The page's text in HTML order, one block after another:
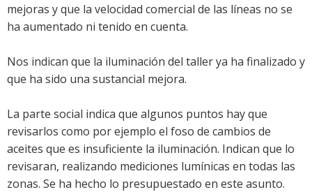
mejoras y que la velocidad comercial de las líneas no se
ha aumentado ni tenido en cuenta.
Nos indican que la iluminación del taller ya ha finalizado y
que ha sido una sustancial mejora.
La parte social indica que algunos puntos hay que
revisarlos como por ejemplo el foso de cambios de
aceites que es insuficiente la iluminación. Indican que lo
revisaran, realizando mediciones lumínicas en todas las
zonas. Se ha hecho lo presupuestado en este asunto.